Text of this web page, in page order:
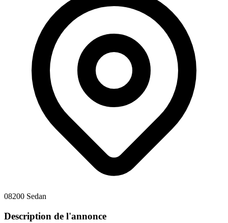
08200 Sedan
Description de l'annonce